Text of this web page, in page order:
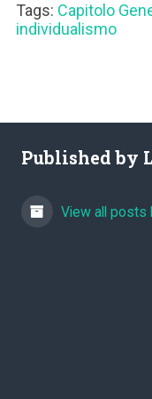
Tags: Capitolo
individualismo
Published by
View all posts